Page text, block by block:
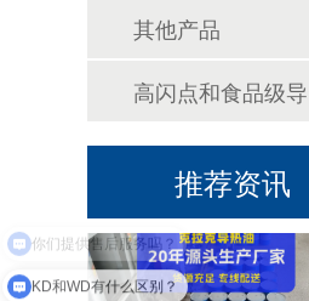
其他产品
推荐资讯
KD和WD有什么区别？